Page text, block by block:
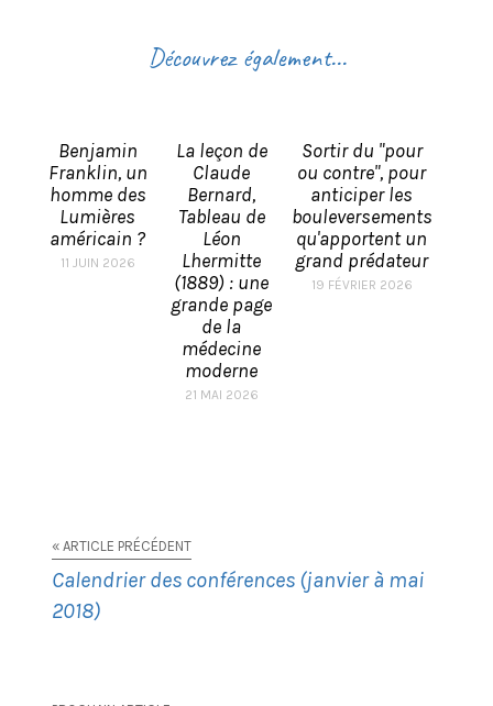
Découvrez également...
Benjamin
Franklin, un
homme des
Lumières
américain ?
11 JUIN 2026
La leçon de
Claude
Bernard,
Tableau de
Léon
Lhermitte
(1889) : une
grande page
de la
médecine
moderne
21 MAI 2026
Sortir du "pour
ou contre", pour
anticiper les
bouleversements
qu'apportent un
grand prédateur
19 FÉVRIER 2026
« ARTICLE PRÉCÉDENT
Calendrier des conférences (janvier à mai
2018)